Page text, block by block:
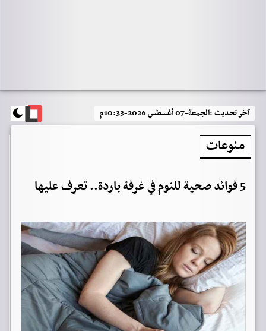
آخر تحديث :الجمعة-07 أغسطس 2026-10:33م
منوعات
5 فوائد صحية للنوم في غرفة باردة.. تعرف عليها